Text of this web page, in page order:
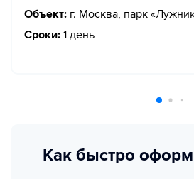
Объект: г. Москва, парк
Сроки: 1 день
Как быстро